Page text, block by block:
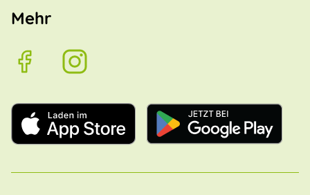
Mehr